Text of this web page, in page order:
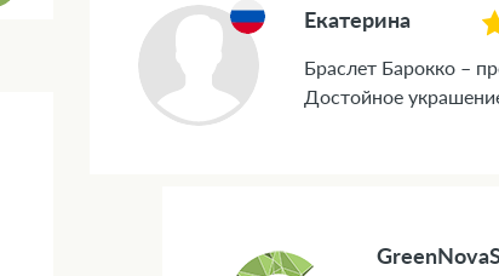
Екатерина
Браслет Барокко –
Достойное